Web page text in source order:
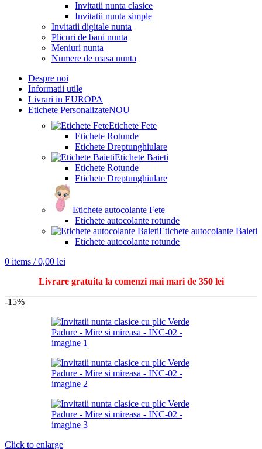
Invitatii nunta clasice
Invitatii nunta simple
Invitatii digitale nunta
Plicuri de bani nunta
Meniuri nunta
Numere de masa nunta
Despre noi
Informatii utile
Livrari in EUROPA
Etichete PersonalizateNOU
Etichete Fete
Etichete Rotunde
Etichete Dreptunghiulare
Etichete Baieti
Etichete Rotunde
Etichete Dreptunghiulare
Etichete autocolante Fete
Etichete autocolante rotunde
Etichete autocolante Baieti
Etichete autocolante rotunde
0 items / 0,00 lei
Livrare gratuita la comenzi mai mari de 350 lei
-15%
Click to enlarge